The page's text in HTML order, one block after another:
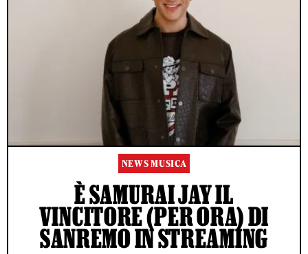
NEWS MUSICA
È SAMURAI JAY IL
VINCITORE (PER ORA) DI
SANREMO IN STREAMING